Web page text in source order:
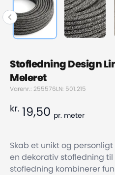
Stofledning Design
Meleret
Varenr.: 255576LN: 501.215
kr. 19,50 pr. meter
Skab et unikt og
en dekorativ stofledning til
stofledning kombinerer